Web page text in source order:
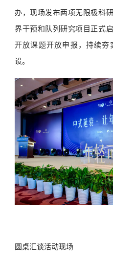
办，现场发布两项无限极科
界干预和队列研究项目正式
开放课题开放申报，持续
设。
圆桌汇谈活动现场